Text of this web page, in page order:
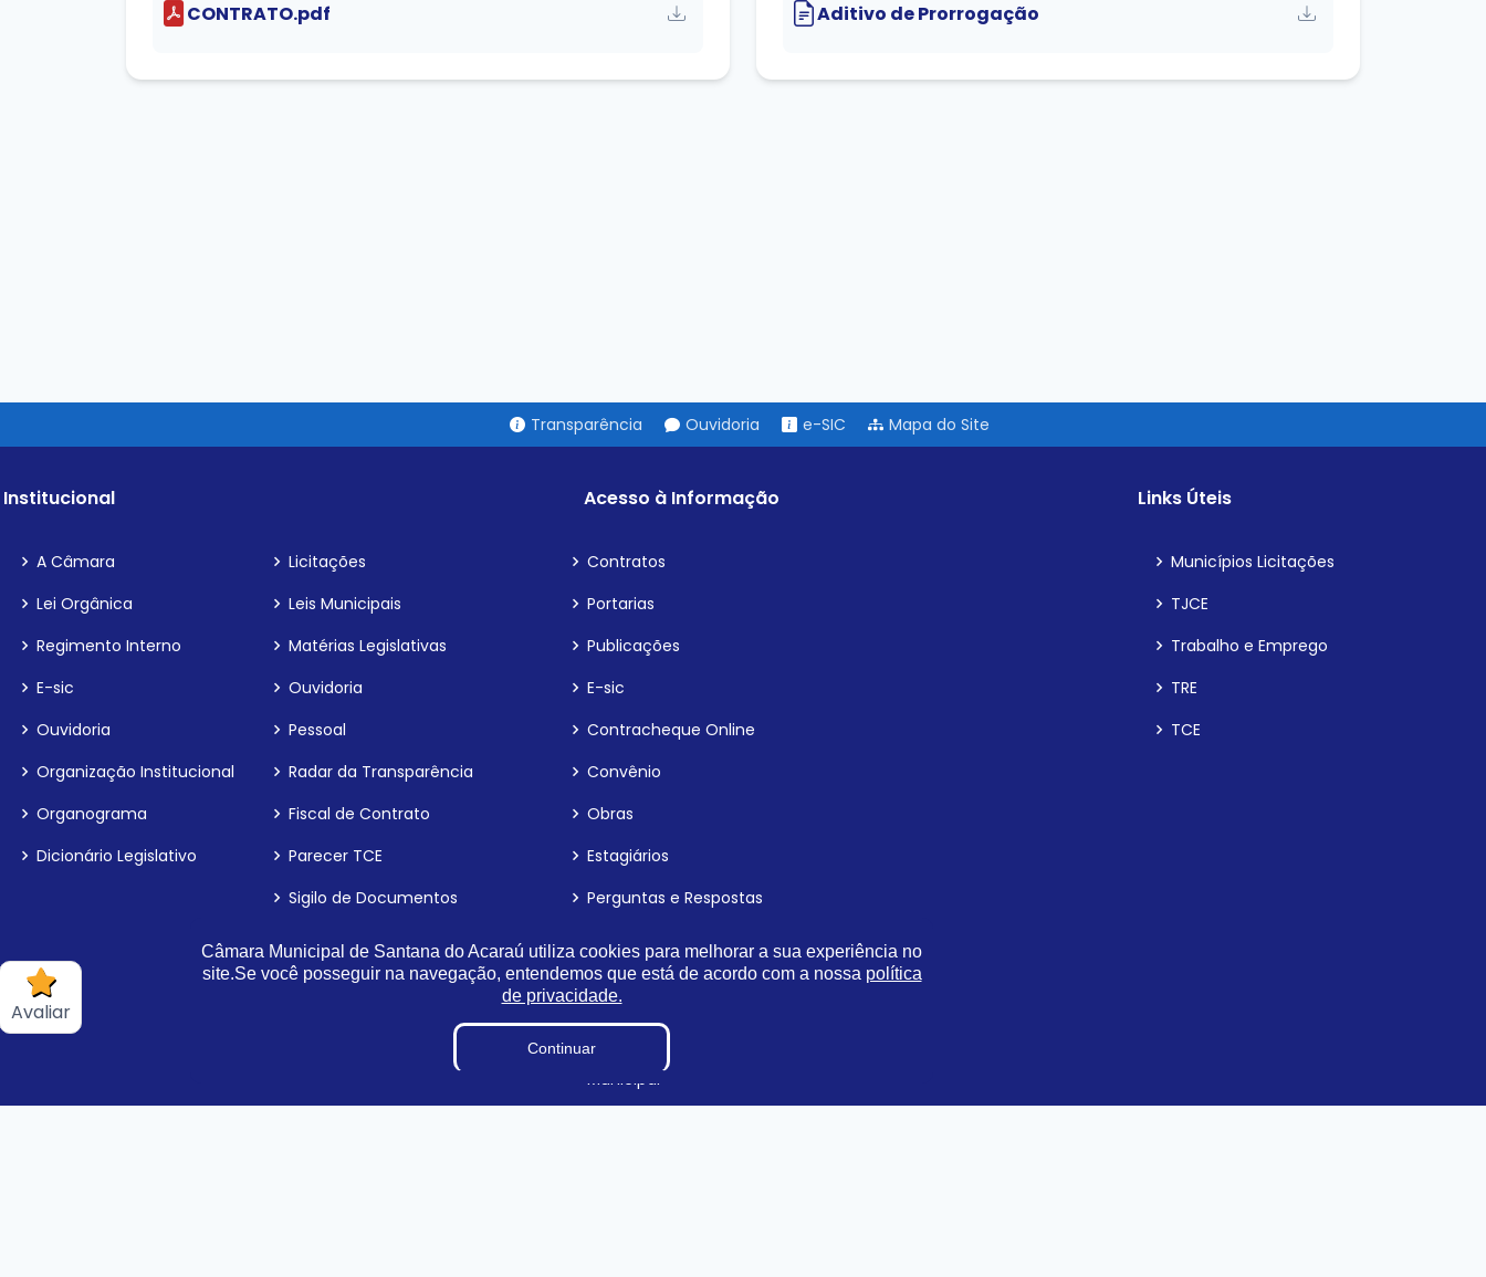
Avaliar
CONTRATO.pdf Aditivo de Prorrogação
Transparência Ouvidoria e-SIC Mapa do Site
Institucional
A Câmara
Lei Orgânica
Regimento Interno
E-sic
Ouvidoria
Organização Institucional
Organograma
Dicionário Legislativo
Acesso à Informação
Licitações
Contratos
Leis Municipais
Portarias
Matérias Legislativas
Publicações
Ouvidoria
E-sic
Pessoal
Contracheque Online
Radar da Transparência
Convênio
Fiscal de Contrato
Obras
Parecer TCE
Estagiários
Sigilo de Documentos
Perguntas e Respostas
LAI
Terceirizados
Processos Seletivos e Concursos
Diárias
Plano Estratégico Institucional
Relatório de Gestão e Atividade
Municipal
Links Úteis
Municípios Licitações
TJCE
Trabalho e Emprego
TRE
TCE
Câmara Municipal de Santana do Acaraú utiliza cookies para melhorar a sua experiência no
site.Se você posseguir na navegação, entendemos que está de acordo com a nossa política
de privacidade.
Continuar